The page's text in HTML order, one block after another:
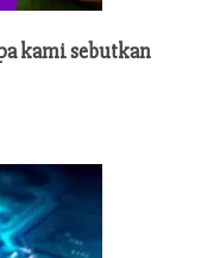
kami sebutkan